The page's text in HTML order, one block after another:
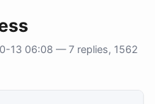
13 06:08 — 7 replies, 1562